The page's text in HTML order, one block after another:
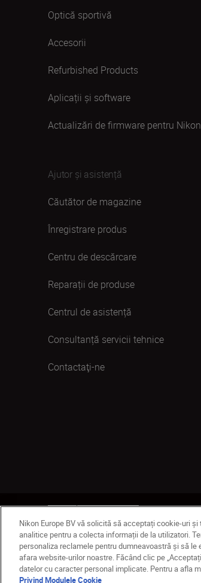
Optică sportivă
Accesorii
Refurbished Products
Aplicații și software
Actualizări de firmware pentru
Ajutor și asistență
Căutător de magazine
Înregistrare produs
Centru de descărcare
Reparații de produse
Centrul de asistență
Consultanță servicii tehnice
Contactaţi-ne
© 2026 Nikon
Nikon Europe BV vă solicită să acceptați cookie-uri
analitice pentru a colecta informații de la utilizatori.
personaliza reclamele pentru dumneavoastră și să
afara website-urilor noastre. Făcând clic pe
datelor cu caracter personal implicate. Pentru a afla
Privind Modulele Cookie